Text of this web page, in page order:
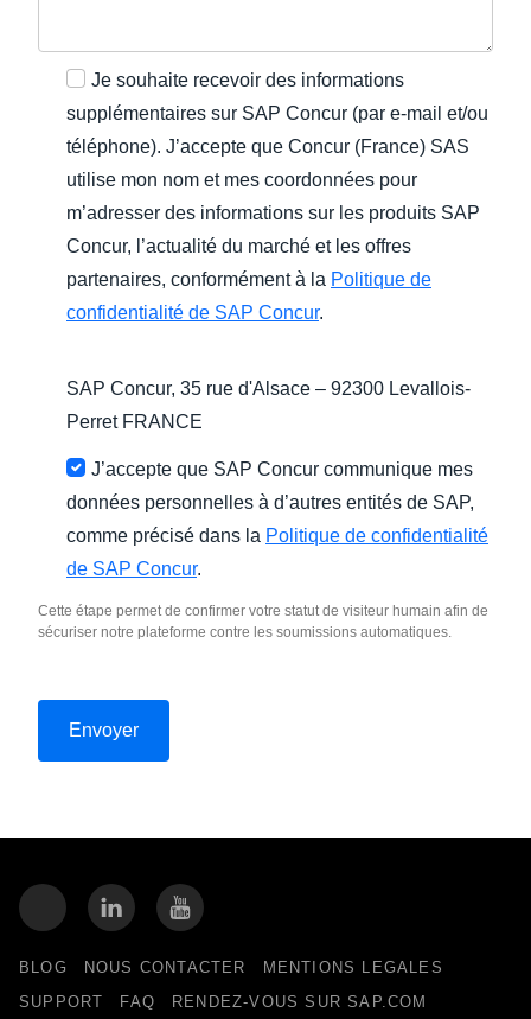
Je souhaite recevoir des informations
supplémentaires sur SAP Concur (par e-mail et/ou
téléphone). J’accepte que Concur (France) SAS
utilise mon nom et mes coordonnées pour
m’adresser des informations sur les produits SAP
Concur, l’actualité du marché et les offres
partenaires, conformément à la Politique de
confidentialité de SAP Concur.
SAP Concur, 35 rue d'Alsace – 92300 Levallois-
Perret FRANCE
J’accepte que SAP Concur communique mes
données personnelles à d’autres entités de SAP,
comme précisé dans la Politique de confidentialité
de SAP Concur.
Cette étape permet de confirmer votre statut de visiteur humain afin de
sécuriser notre plateforme contre les soumissions automatiques.
BLOG NOUS CONTACTER
MENTIONS LEGALES
SUPPORT
FAQ RENDEZ-VOUS SUR SAP.COM